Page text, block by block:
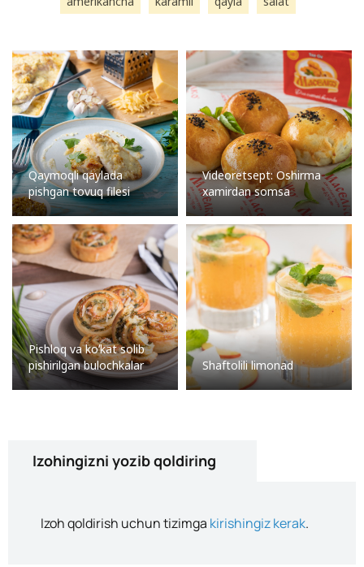
Qaymoqli qaylada
pishgan tovuq filesi
Videoretsept: Oshirma
xamirdan somsa
Pishloq va koʻkat solib
pishirilgan bulochkalar
Shaftolili limonad
Izohingizni yozib qoldiring
Izoh qoldirish uchun tizimga kirishingiz kerak.